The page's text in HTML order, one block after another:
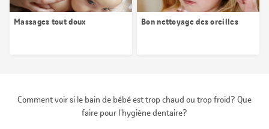
Massages tout doux Bon nettoyage des oreilles
Comment voir si le bain de bébé est trop chaud ou trop froid? Que
faire pour l'hygiène dentaire?